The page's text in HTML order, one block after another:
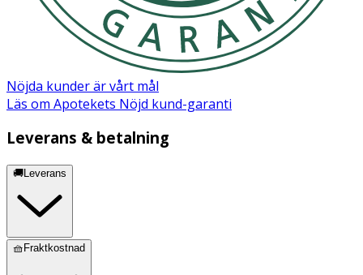
Nöjda kunder är vårt mål
Läs om Apotekets Nöjd kund-garanti
Leverans & betalning
🚚Leverans
🧺Fraktkostnad